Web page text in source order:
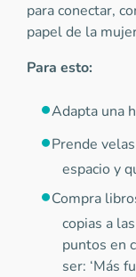
para conectar,
papel de la
Para esto:
Adapta una
Prende
espacio y
Compra
copias a
puntos en
ser: ‘Más